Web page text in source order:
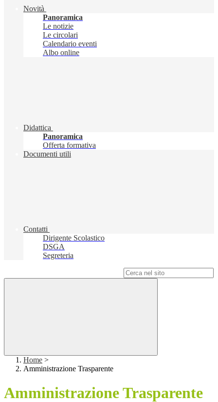
Novità
Panoramica
Le notizie
Le circolari
Calendario eventi
Albo online
Didattica
Panoramica
Offerta formativa
Documenti utili
Contatti
Dirigente Scolastico
DSGA
Segreteria
Home >
Amministrazione Trasparente
Amministrazione Trasparente